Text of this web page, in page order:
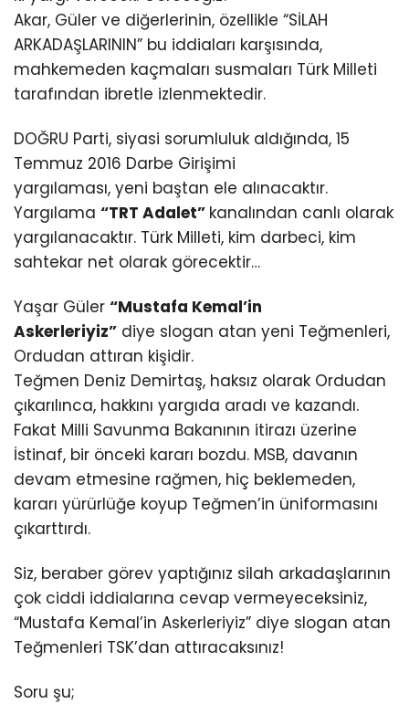
Akar, Güler ve diğerlerinin, özellikle “SİLAH
ARKADAŞLARININ” bu iddiaları karşısında,
mahkemeden kaçmaları susmaları Türk Milleti
tarafından ibretle izlenmektedir.
DOĞRU Parti, siyasi sorumluluk aldığında, 15
Temmuz 2016 Darbe Girişimi
yargılaması, yeni baştan ele alınacaktır.
Yargılama “TRT Adalet” kanalından canlı olarak
yargılanacaktır. Türk Milleti, kim darbeci, kim
sahtekar net olarak görecektir…
Yaşar Güler “Mustafa Kemal’in
Askerleriyiz” diye slogan atan yeni Teğmenleri,
Ordudan attıran kişidir.
Teğmen Deniz Demirtaş, haksız olarak Ordudan
çıkarılınca, hakkını yargıda aradı ve kazandı.
Fakat Milli Savunma Bakanının itirazı üzerine
İstinaf, bir önceki kararı bozdu. MSB, davanın
devam etmesine rağmen, hiç beklemeden,
kararı yürürlüğe koyup Teğmen’in üniformasını
çıkarttırdı.
Siz, beraber görev yaptığınız silah arkadaşlarının
çok ciddi iddialarına cevap vermeyeceksiniz,
“Mustafa Kemal’in Askerleriyiz” diye slogan atan
Teğmenleri TSK’dan attıracaksınız!
Soru şu;